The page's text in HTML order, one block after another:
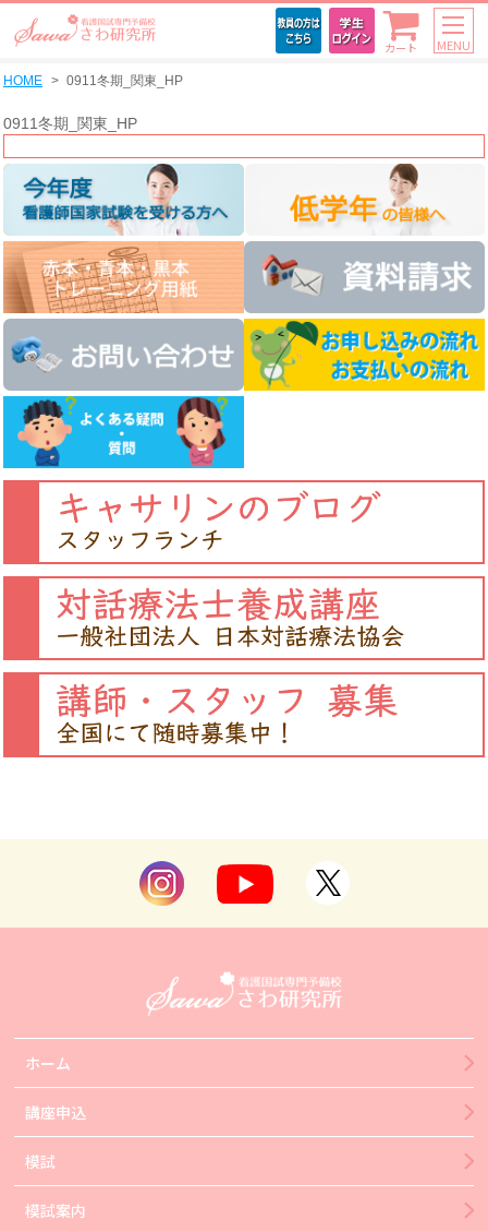
カート MENU
HOME 0911冬期_関東_HP
0911冬期_関東_HP
ホーム
講座申込
模試
模試案内